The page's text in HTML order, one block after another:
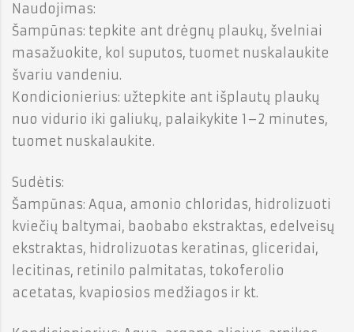
Naudojimas:
Šampūnas: tepkite ant drėgnų plaukų, švelniai
masažuokite, kol suputos, tuomet nuskalaukite
švariu vandeniu.
Kondicionierius: užtepkite ant išplautų plaukų
nuo vidurio iki galiukų, palaikykite 1–2 minutes,
tuomet nuskalaukite.
Sudėtis:
Šampūnas: Aqua, amonio chloridas, hidrolizuoti
kviečių baltymai, baobabo ekstraktas, edelveisų
ekstraktas, hidrolizuotas keratinas, gliceridai,
lecitinas, retinilo palmitatas, tokoferolio
acetatas, kvapiosios medžiagos ir kt.